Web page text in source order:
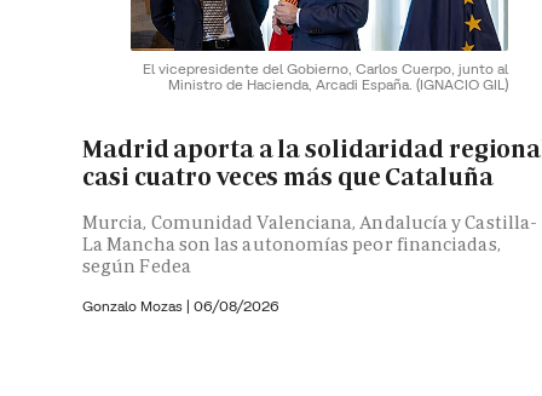
El vicepresidente del Gobierno, Carlos Cuerpo, junto al
Ministro de Hacienda, Arcadi España. (IGNACIO GIL)
Madrid aporta a la solidaridad
casi cuatro veces más que Cataluña
Murcia, Comunidad Valenciana, Andalucía y Castilla-
La Mancha son las autonomías peor financiadas,
según Fedea
Gonzalo Mozas | 06/08/2026